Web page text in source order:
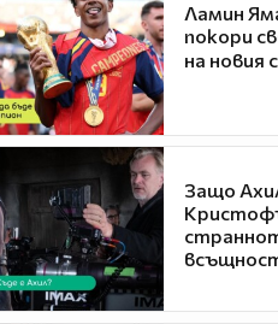
Ламин
покори
на новия
Защо